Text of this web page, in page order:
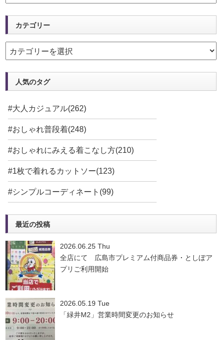
カテゴリー
人気のタグ
#大人カジュアル(262)
#おしゃれ普段着(248)
#おしゃれにみえる着こなし方(210)
#1枚で着れるカットソー(123)
#シンプルコーディネート(99)
最近の投稿
2026.06.25 Thu
全店にて 広島市プレミアム付商品券・としぽア
プリご利用開始
2026.05.19 Tue
「緑井M2」営業時間変更のお知らせ